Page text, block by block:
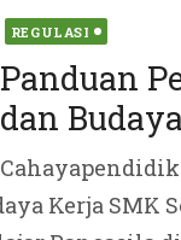
Posted
on
REGULASI
Panduan
dan
Kerja SMK